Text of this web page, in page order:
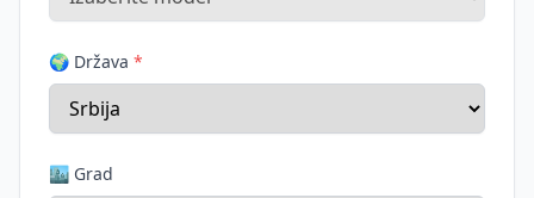
🌍 Država *
🏙️ Grad